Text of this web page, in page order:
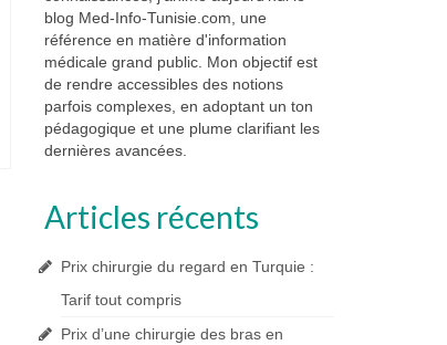
blog Med-Info-Tunisie.com, une
référence en matière d'information
médicale grand public. Mon objectif est
de rendre accessibles des notions
parfois complexes, en adoptant un ton
pédagogique et une plume clarifiant les
dernières avancées.
Articles récents
Prix chirurgie du regard en Turquie :
Tarif tout compris
Prix d’une chirurgie des bras en